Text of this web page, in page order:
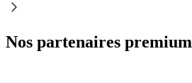
Nos partenaires premium